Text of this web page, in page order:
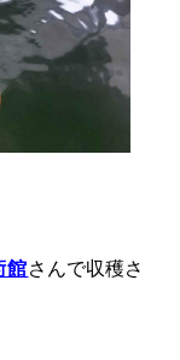
館さんで収穫さ